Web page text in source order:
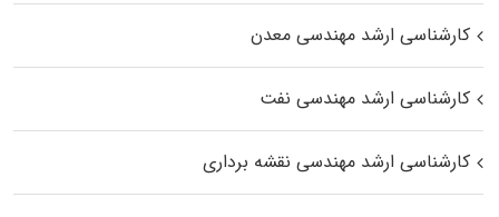
کارشناسی ارشد مهندسی معدن
کارشناسی ارشد مهندسی نفت
کارشناسی ارشد مهندسی نقشه برداری